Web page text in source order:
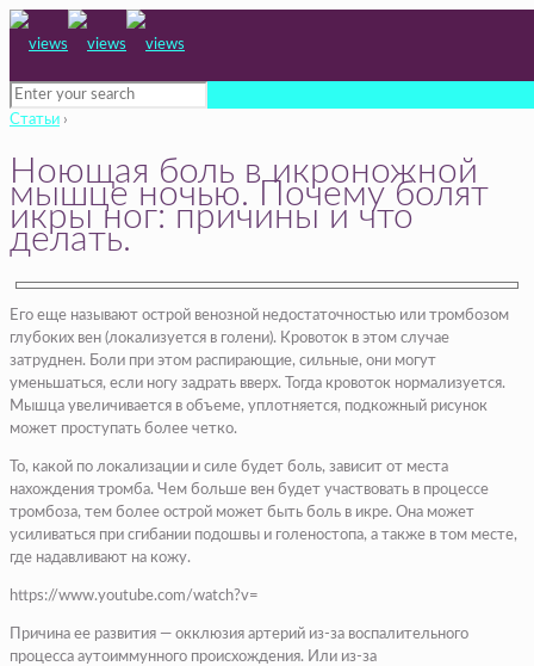
Статьи ›
Ноющая боль в икроножной
мышце ночью. Почему болят
икры ног: причины и что
делать.
Его еще называют острой венозной недостаточностью или тромбозом
глубоких вен (локализуется в голени). Кровоток в этом случае
затруднен. Боли при этом распирающие, сильные, они могут
уменьшаться, если ногу задрать вверх. Тогда кровоток нормализуется.
Мышца увеличивается в объеме, уплотняется, подкожный рисунок
может проступать более четко.
То, какой по локализации и силе будет боль, зависит от места
нахождения тромба. Чем больше вен будет участвовать в процессе
тромбоза, тем более острой может быть боль в икре. Она может
усиливаться при сгибании подошвы и голеностопа, а также в том месте,
где надавливают на кожу.
https://www.youtube.com/watch?v=
Причина ее развития — окклюзия артерий из-за воспалительного
процесса аутоиммунного происхождения. Или из-за